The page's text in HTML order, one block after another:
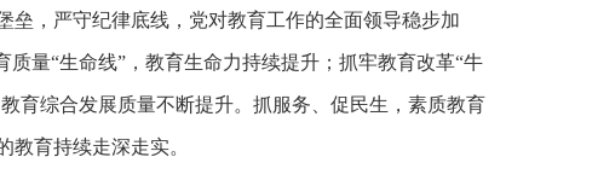
垒，严守纪律底线，党对教育工作的全面领导稳步加
量“生命线”，教育生命力持续提升；抓牢教育改革“牛
育综合发展质量不断提升。抓服务、促民生，素质教育
育持续走深走实。